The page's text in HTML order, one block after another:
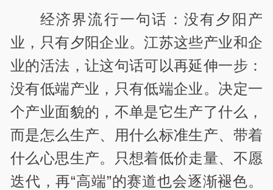
经济界流行一句话：没有夕阳产
业，只有夕阳企业。江苏这些产业和企
业的活法，让这句话可以再延伸一步：
没有低端产业，只有低端企业。决定一
个产业面貌的，不单是它生产了什么，
而是怎么生产、用什么标准生产、带着
什么心思生产。只想着低价走量、不愿
迭代，再“高端”的赛道也会逐渐褪色。